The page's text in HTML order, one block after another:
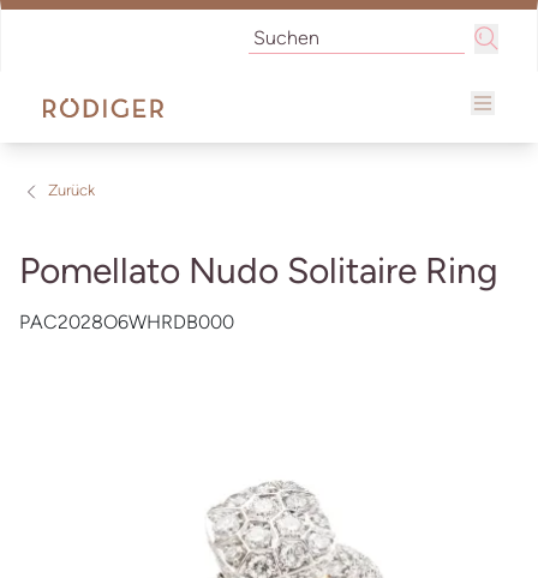
Zurück
Pomellato Nudo Solitaire Ring
PAC2028O6WHRDB000